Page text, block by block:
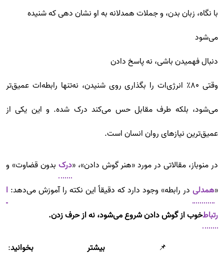
با نگاه، زبان بدن، و جملات همدلانه به او نشان دهی که شنیده
می‌شود
دنبال فهمیدن باشی، نه پاسخ دادن
وقتی ۸۰٪ انرژی‌ات را بگذاری روی شنیدن، نه‌تنها رابطه‌ات عمیق‌تر
می‌شود، بلکه طرف مقابل حس می‌کند درک شده. و این یکی از
عمیق‌ترین نیازهای روان انسان است.
در منوباز، مقالاتی در مورد «هنر گوش دادن»، «درک بدون قضاوت» و
«همدلی در رابطه» وجود دارد که دقیقاً این نکته را آموزش می‌دهد: ا
رتباطخوب از گوش دادن شروع می‌شود، نه از حرف زدن.
📌 بیشتر بخوانید: